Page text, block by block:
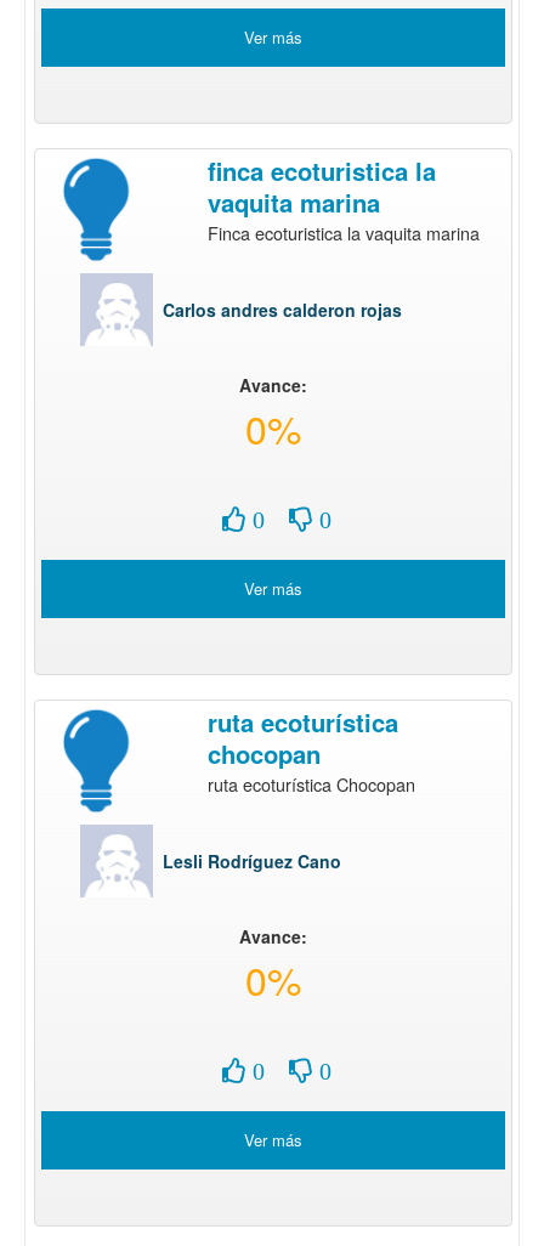
Ver más
finca ecoturistica la
vaquita marina
Finca ecoturistica la vaquita marina
Carlos andres calderon rojas
Avance:
0%
0 0
Ver más
ruta ecoturística
chocopan
ruta ecoturística Chocopan
Lesli Rodríguez Cano
Avance:
0%
0 0
Ver más